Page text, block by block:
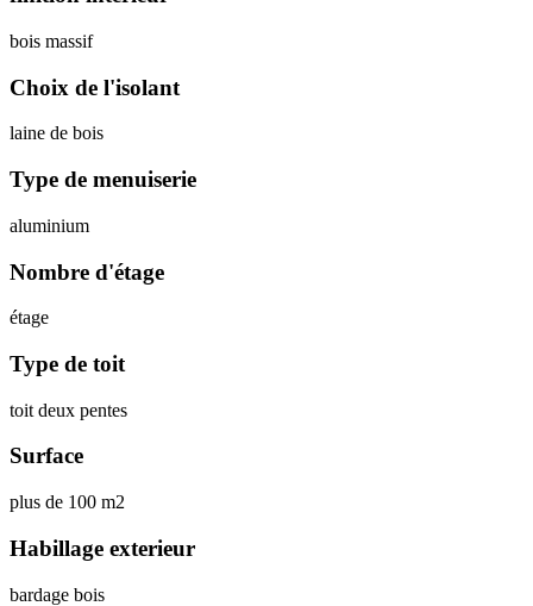
bois massif
Choix de l'isolant
laine de bois
Type de menuiserie
aluminium
Nombre d'étage
étage
Type de toit
toit deux pentes
Surface
plus de 100 m2
Habillage exterieur
bardage bois